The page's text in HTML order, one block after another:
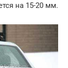
на 15-20 мм.